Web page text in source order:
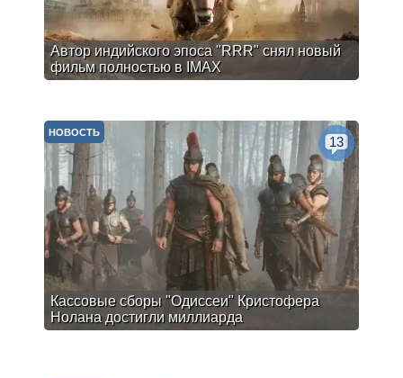
Автор индийского эпоса "RRR" снял новый
фильм полностью в IMAX
Кассовые сборы "Одиссеи" Кристофера
Нолана достигли миллиарда
НОВОСТЬ
13